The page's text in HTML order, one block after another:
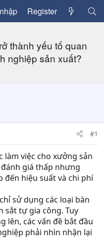
Register
thành yếu tố quan
nghiệp sản xuất?
#1
việc cho xưởng sản
giá thấp nhưng
hiệu suất và chi phí
sử dụng các loại bàn
sắt tự gia công. Tuy
lên, các vấn đề bắt đầu
phải nhìn nhận lại